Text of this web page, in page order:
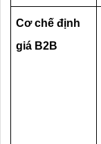
Cơ chế định
giá B2B